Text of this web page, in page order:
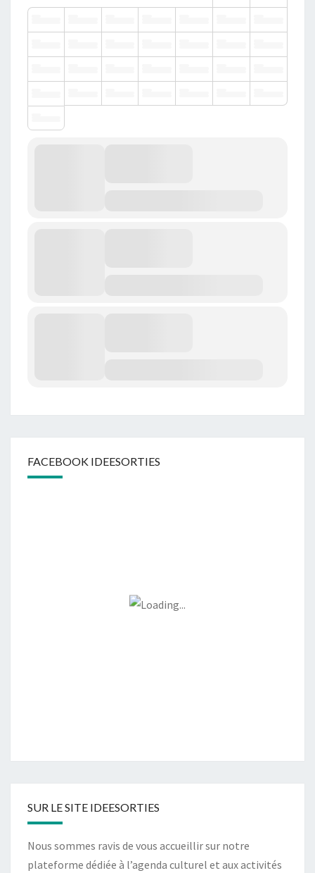
FACEBOOK IDEESORTIES
SUR LE SITE IDEESORTIES
Nous sommes ravis de vous accueillir sur notre
plateforme dédiée à l’agenda culturel et aux activités